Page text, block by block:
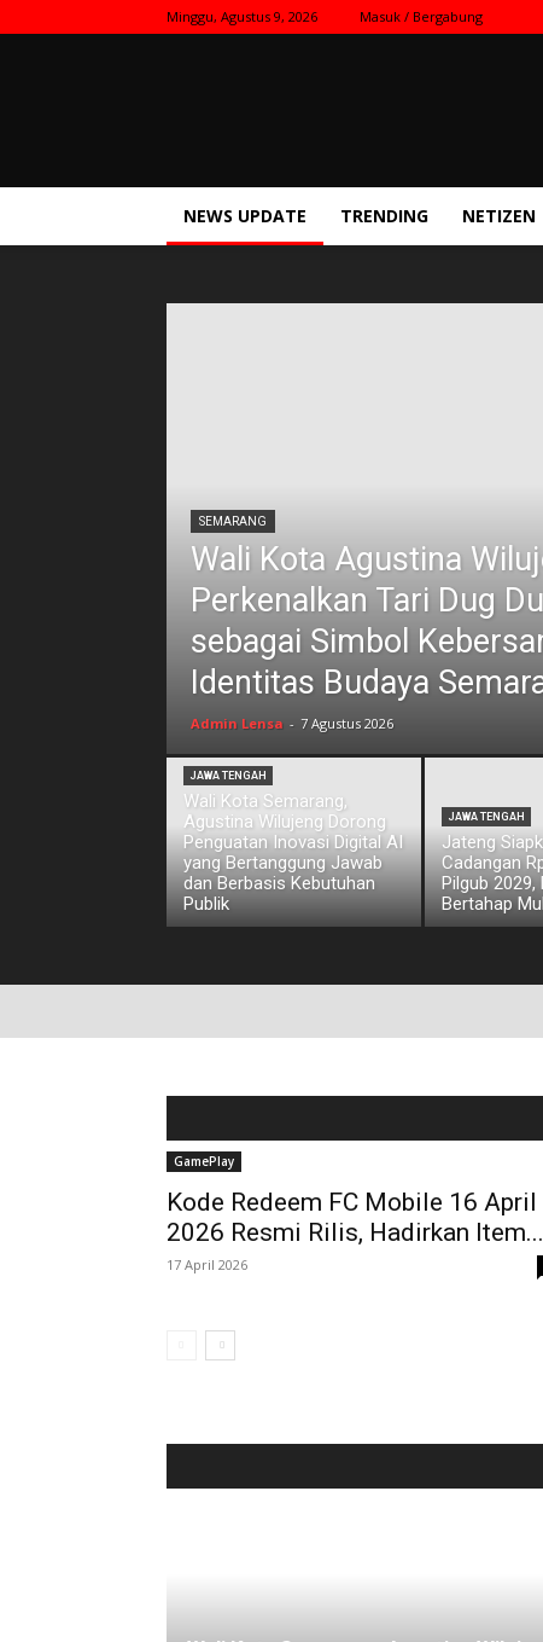
Minggu, Agustus 9, 2026 Masuk / Bergabung
NEWS UPDATE TRENDING NETIZEN
SEMARANG
Wali Kota Agustina
Perkenalkan Tari Dug
sebagai Simbol
Identitas Budaya
Admin Lensa - 7 Agustus 2026
JAWA TENGAH
Wali Kota Semarang,
Agustina Wilujeng Dorong
Penguatan Inovasi Digital AI
yang Bertanggung Jawab
dan Berbasis Kebutuhan
Publik
JAWA TENGAH
Jateng
Cadangan
Pilgub 2029,
Bertahap
GamePlay
Kode Redeem FC Mobile 16 April
2026 Resmi Rilis, Hadirkan Item...
17 April 2026